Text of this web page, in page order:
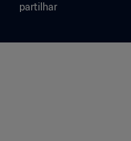
partilhar